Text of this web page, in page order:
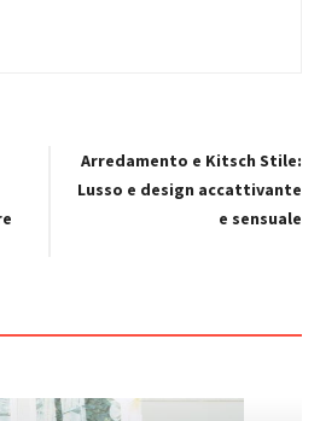
Arredamento e Kitsch Stile:
Lusso e design accattivante
e sensuale